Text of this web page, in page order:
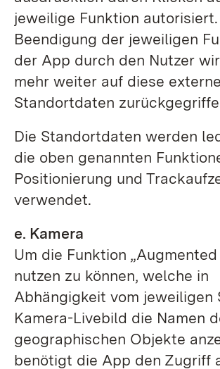
jeweilige Funktion
Beendigung der jeweiligen
der App durch den Nutzer
mehr weiter auf diese
Standortdaten
Die Standortdaten werden
die oben genannten
Positionierung und
verwendet.
e. Kamera
Um die Funktion
nutzen zu können, welche in
Abhängigkeit vom jeweiligen
Kamera-Livebild die Namen
geographischen Objekte
benötigt die App den Zugriff